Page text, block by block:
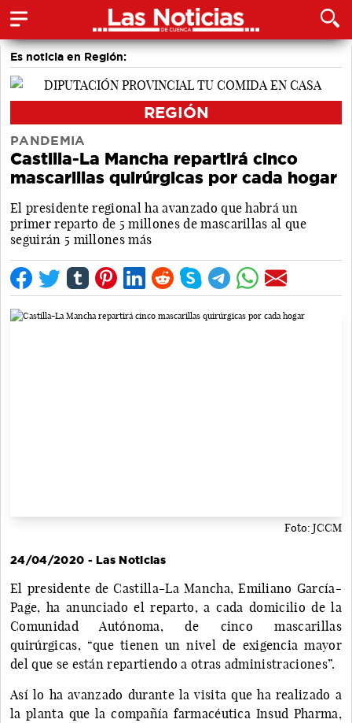
Es noticia en Región:
REGIÓN
PANDEMIA
Castilla-La Mancha repartirá cinco
mascarillas quirúrgicas por cada hogar
El presidente regional ha avanzado que habrá un
primer reparto de 5 millones de mascarillas al que
seguirán 5 millones más
Foto: JCCM
24/04/2020 - Las Noticias
El presidente de Castilla-La Mancha, Emiliano García-
Page, ha anunciado el reparto, a cada domicilio de la
Comunidad Autónoma, de cinco mascarillas
quirúrgicas, “que tienen un nivel de exigencia mayor
del que se están repartiendo a otras administraciones”.
Así lo ha avanzado durante la visita que ha realizado a
la planta que la compañía farmacéutica Insud Pharma,